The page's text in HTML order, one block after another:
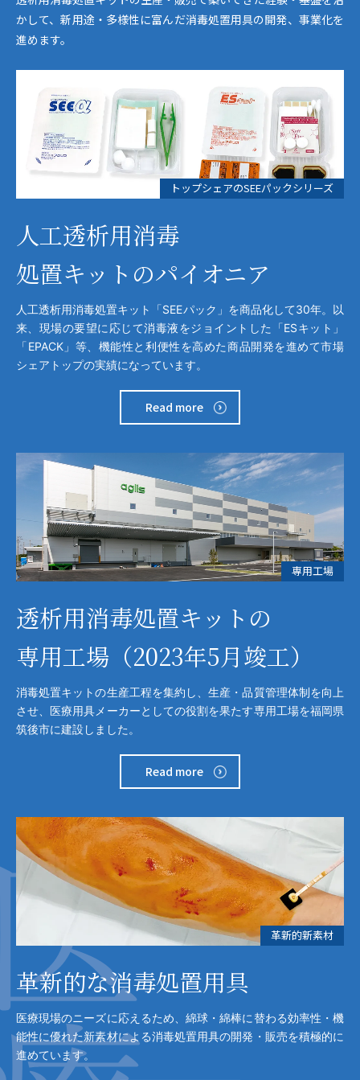
かして、新用途・多様性に富んだ消毒処置用具の開発、事業化を
進めます。
トップシェアのSEEパックシリーズ
人工透析用消毒
処置キットのパイオニア
人工透析用消毒処置キット「SEEパック」を商品化して30年。以
来、現場の要望に応じて消毒液をジョイントした「ESキット」
「EPACK」等、機能性と利便性を高めた商品開発を進めて市場
シェアトップの実績になっています。
Read more
専用工場
透析用消毒処置キットの
専用工場 （2023年5月竣工）
消毒処置キットの生産工程を集約し、生産・品質管理体制を向上
させ、医療用具メーカーとしての役割を果たす専用工場を福岡県
筑後市に建設しました。
Read more
革新的新素材
革新的な消毒処置用具
医療現場のニーズに応えるため、綿球・綿棒に替わる効率性・機
能性に優れた新素材による消毒処置用具の開発・販売を積極的に
進めています。